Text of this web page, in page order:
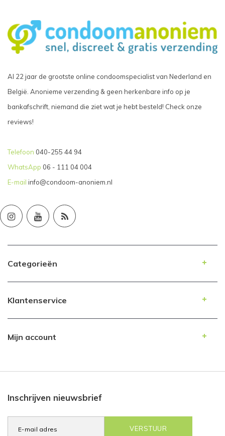
Al 22 jaar de grootste online condoomspecialist van Nederland en
België. Anonieme verzending & geen herkenbare info op je
bankafschrift, niemand die ziet wat je hebt besteld! Check onze
reviews!
Telefoon 040-255 44 94
WhatsApp 06 - 111 04 004
E-mail info@condoom-anoniem.nl
Categorieën
Klantenservice
Mijn account
Inschrijven nieuwsbrief
VERSTUUR